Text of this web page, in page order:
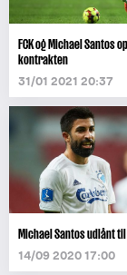
FCK og Michael Santos
kontrakten
31/01 2021 20:37
Michael Santos udlånt til
14/09 2020 17:00